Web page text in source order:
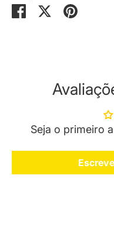
Compartilhar
TweetarPinterest
Seja o primeiro